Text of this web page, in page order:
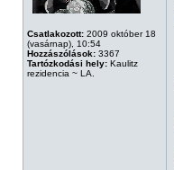
Csatlakozott: 2009 október 18
(vasárnap), 10:54
Hozzászólások: 3367
Tartózkodási hely: Kaulitz
rezidencia ~ LA.